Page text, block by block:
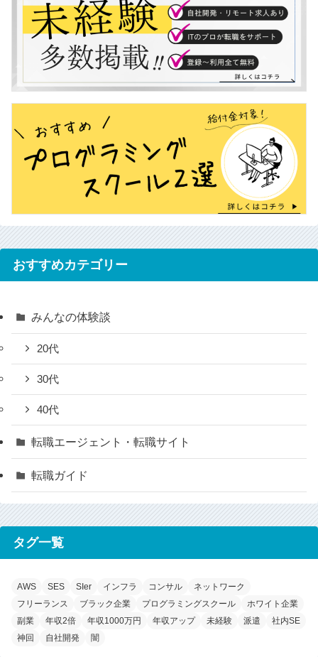
おすすめカテゴリー
みんなの体験談
20代
30代
40代
転職エージェント・転職サイト
転職ガイド
タグ一覧
AWS SES SIer インフラ コンサル
ネットワーク
フリーランス
ブラック企業 プログラミングスクール
ホワイト企業
副業
年収2倍 年収1000万円 年収アップ 未経験 派遣
社内SE
神回
自社開発 闇